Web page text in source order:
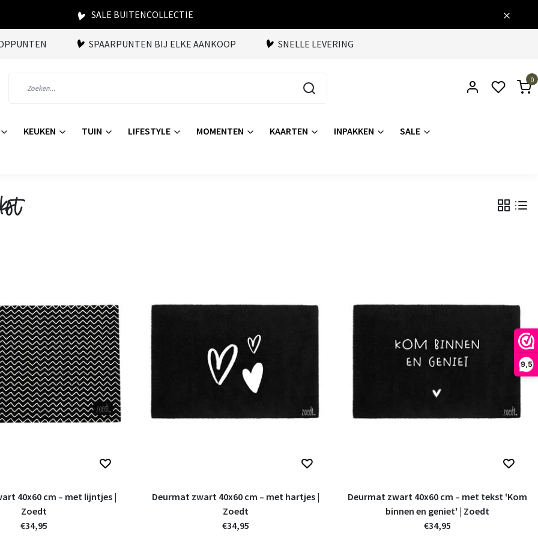
9,5
SALE BUITENCOLLECTIE
SPAARPUNTEN BIJ ELKE AANKOOP SNELLE LEVERING
0
KEUKEN TUIN LIFESTYLE MOMENTEN KAARTEN INPAKKEN SALE
40x60 cm – met lijntjes |
Zoedt
€34,95
Deurmat zwart 40x60 cm – met hartjes |
Zoedt
€34,95
Deurmat zwart 40x60 cm – met tekst 'Kom
binnen en geniet' | Zoedt
€34,95